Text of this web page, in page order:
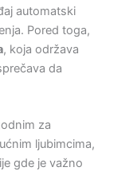
automatski
Pored toga,
, koja održava
da
za
ljubimcima,
gde je važno